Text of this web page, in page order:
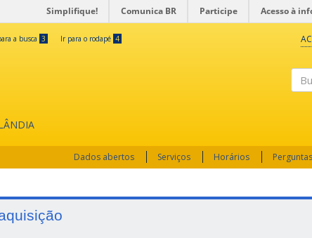
Simplifique! Comunica BR Participe Acesso à
a busca 3 Ir para o rodapé 4
Dados abertos Serviços Horários